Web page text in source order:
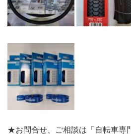
★お問合せ、ご相談は「自転車専